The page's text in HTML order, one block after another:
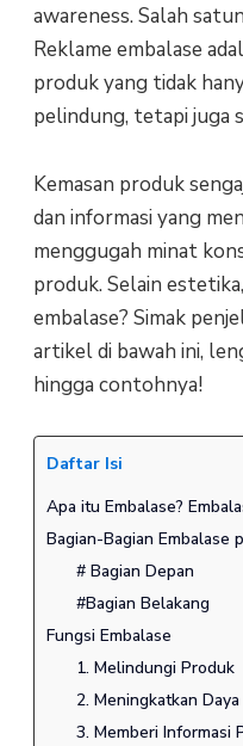
awareness. Salah
Reklame embalase
produk yang tidak
pelindung, tetapi juga
Kemasan produk
dan informasi yang
menggugah minat
produk. Selain
embalase? Simak
artikel di bawah ini,
hingga contohnya!
Daftar Isi
Apa itu Embalase?
Bagian-Bagian Embalase
# Bagian Depan
#Bagian Belakang
Fungsi Embalase
1. Melindungi Produk
2. Meningkatkan
3. Memberi Informasi